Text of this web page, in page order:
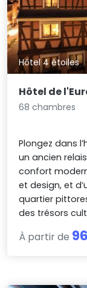
Hôtel 4 étoiles
Hôtel de
68 chambres
Plongez dans
un ancien
confort
et design, et
quartier
des trésors
À partir de